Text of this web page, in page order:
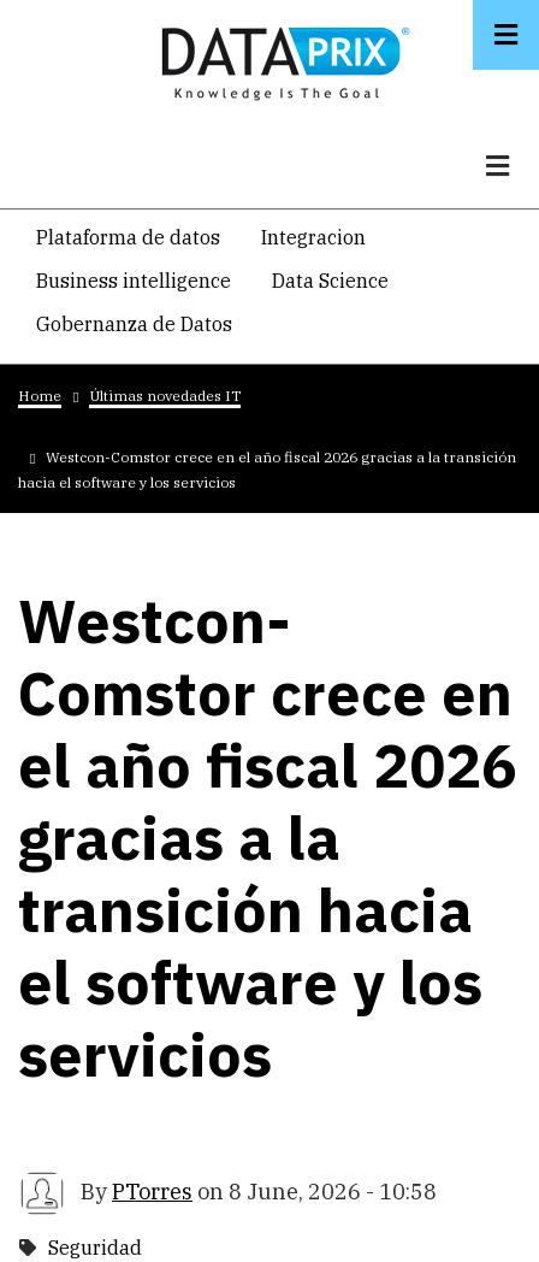
Navegacion
temática
principal
Plataforma de datos
Integracion
Business intelligence
Data Science
Gobernanza de Datos
Breadcrumb
Home Últimas novedades IT
Westcon-Comstor crece en el año fiscal 2026 gracias a la transición
hacia el software y los servicios
Westcon-
Comstor crece en
el año fiscal 2026
gracias a la
transición hacia
el software y los
servicios
ByPTorres on 8 June, 2026 - 10:58
Seguridad